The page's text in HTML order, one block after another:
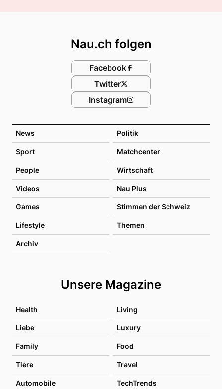
News Politik
Sport Matchcenter
People Wirtschaft
Videos Nau Plus
Games Stimmen der Schweiz
Lifestyle Themen
Archiv
Unsere Magazine
Health Living
Liebe Luxury
Family Food
Tiere Travel
Automobile TechTrends
Nau.ch folgen
Facebook
Twitter
Instagram